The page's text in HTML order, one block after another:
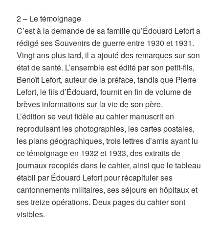
2 – Le témoignage
C’est à la demande de sa famille qu’Édouard Lefort a
rédigé ses Souvenirs de guerre entre 1930 et 1931.
Vingt ans plus tard, il a ajouté des remarques sur son
état de santé. L’ensemble est édité par son petit-fils,
Benoît Lefort, auteur de la préface, tandis que Pierre
Lefort, le fils d’Édouard, fournit en fin de volume de
brèves informations sur la vie de son père.
L’édition se veut fidèle au cahier manuscrit en
reproduisant les photographies, les cartes postales,
les plans géographiques, trois lettres d’amis ayant lu
ce témoignage en 1932 et 1933, des extraits de
journaux recopiés dans le cahier, ainsi que le tableau
établi par Édouard Lefort pour récapituler ses
cantonnements militaires, ses séjours en hôpitaux et
ses treize opérations. Deux pages du cahier sont
visibles.